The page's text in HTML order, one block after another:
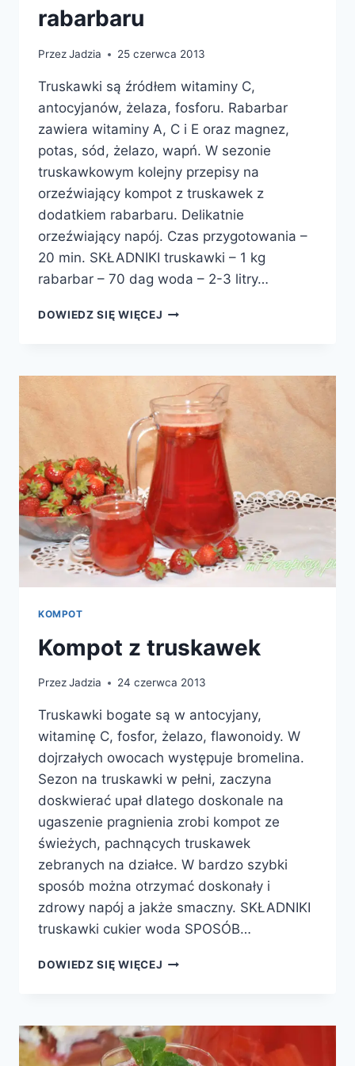
rabarbaru
PrzezJadzia 25 czerwca 2013
Truskawki są źródłem witaminy C,
antocyjanów, żelaza, fosforu. Rabarbar
zawiera witaminy A, C i E oraz magnez,
potas, sód, żelazo, wapń. W sezonie
truskawkowym kolejny przepisy na
orzeźwiający kompot z truskawek z
dodatkiem rabarbaru. Delikatnie
orzeźwiający napój. Czas przygotowania –
20 min. SKŁADNIKI truskawki – 1 kg
rabarbar – 70 dag woda – 2-3 litry…
DOWIEDZ SIĘ WIĘCEJ KOMPOT
RABARBARU
KOMPOT
Kompot z truskawek
PrzezJadzia 24 czerwca 2013
Truskawki bogate są w antocyjany,
witaminę C, fosfor, żelazo, flawonoidy. W
dojrzałych owocach występuje bromelina.
Sezon na truskawki w pełni, zaczyna
doskwierać upał dlatego doskonale na
ugaszenie pragnienia zrobi kompot ze
świeżych, pachnących truskawek
zebranych na działce. W bardzo szybki
sposób można otrzymać doskonały i
zdrowy napój a jakże smaczny. SKŁADNIKI
truskawki cukier woda SPOSÓB…
DOWIEDZ SIĘ WIĘCEJ KOMPOT